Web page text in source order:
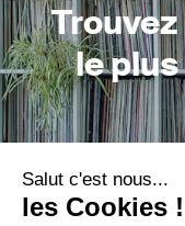
Salut c'est nous...
les Cookies !
le